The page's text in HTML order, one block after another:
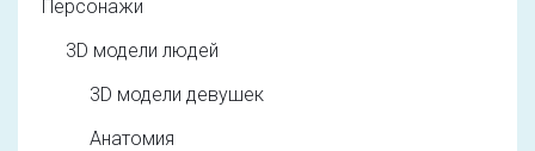
Персонажи
3D модели людей
3D модели девушек
Анатомия